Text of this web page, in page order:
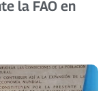
la FAO en